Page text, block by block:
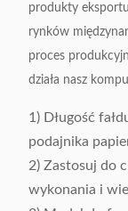
Wymiar (dł x
wys)
produkty
rynków
proces
działa nasz
1) Długość
podajnika
2) Zastosuj do
wykonania i